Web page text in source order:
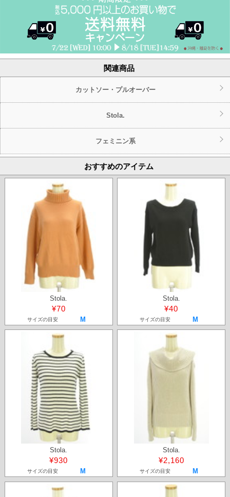
関連商品
カットソー・プルオーバー
Stola.
フェミニン系
おすすめのアイテム
Stola.
¥70
サイズの目安 M
Stola.
¥40
サイズの目安 M
Stola.
¥930
サイズの目安 M
Stola.
¥2,160
サイズの目安 M